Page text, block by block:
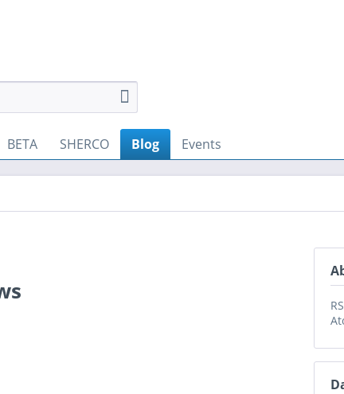
BETA SHERCO Blog Events
die den Komfort bei Benutzung dieser Website